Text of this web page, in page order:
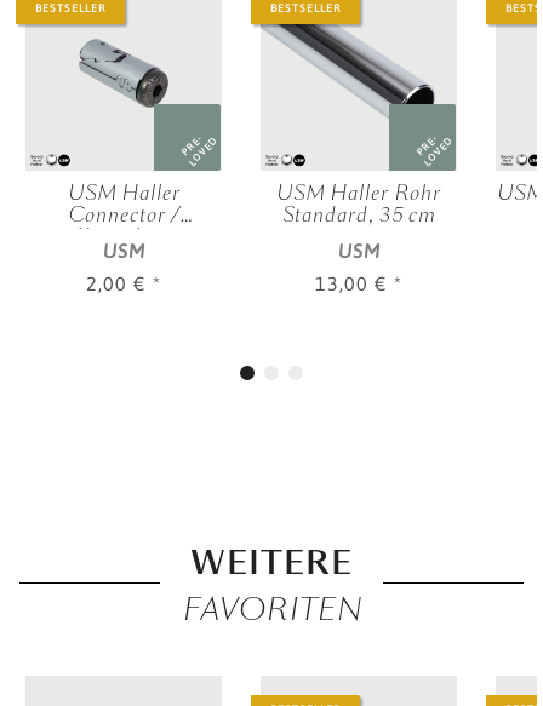
BESTSELLER
PRE-
LOVED
USM Haller
Connector /
Konnektor
USM
2,00 € *
BESTSELLER
PRE-
LOVED
USM Haller Rohr
Standard, 35 cm
USM
13,00 € *
WEITERE
FAVORITEN